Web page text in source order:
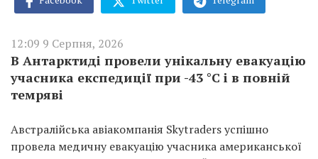
12:09 9 Серпня, 2026
В Антарктиді провели унікальну евакуацію
учасника експедиції при -43 °C і в повній
темряві
Австралійська авіакомпанія Skytraders успішно
провела медичну евакуацію учасника американської